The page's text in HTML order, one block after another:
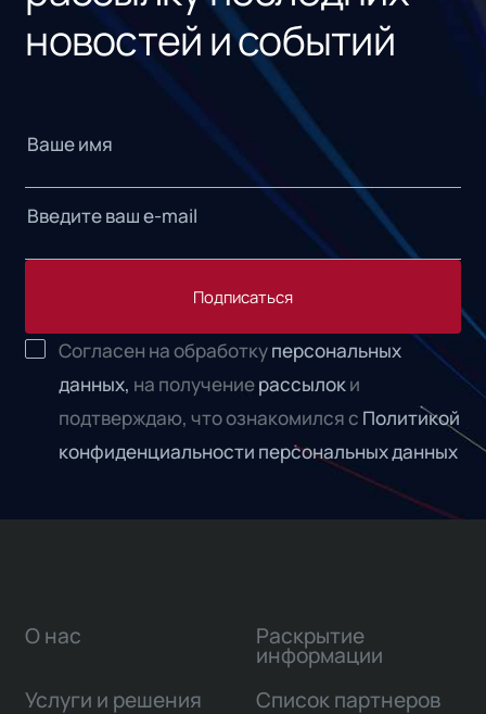
новостей и событий
Подписаться
Согласен на обработкуперсональных
данных, на получениерассылоки
подтверждаю, что ознакомился с Политикой
конфиденциальности персональных данных
О нас
Услуги и решения
Раскрытие
информации
Список партнеров